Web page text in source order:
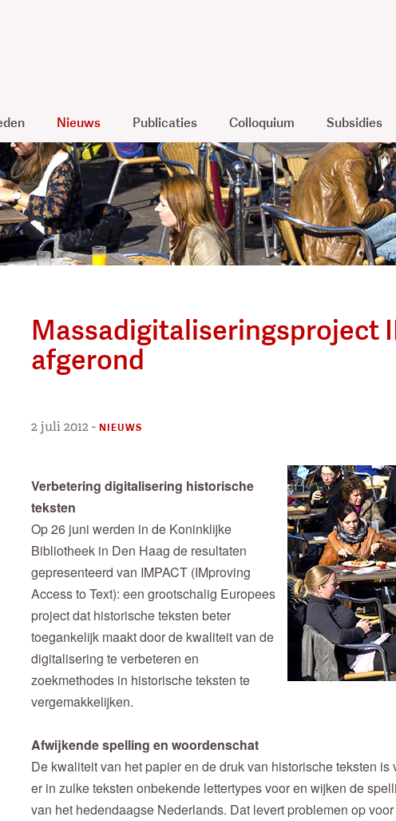
Nieuws Publicaties Colloquium Subsidies
Massadigitaliseringsproject
afgerond
2 juli 2012 - NIEUWS
Verbetering digitalisering historische
teksten
Op 26 juni werden in de Koninklijke
Bibliotheek in Den Haag de resultaten
gepresenteerd van IMPACT (IMproving
Access to Text): een grootschalig Europees
project dat historische teksten beter
toegankelijk maakt door de kwaliteit van de
digitalisering te verbeteren en
zoekmethodes in historische teksten te
vergemakkelijken.
Afwijkende spelling en woordenschat
De kwaliteit van het papier en de druk van historische teksten
er in zulke teksten onbekende lettertypes voor en wijken de
van het hedendaagse Nederlands. Dat levert problemen op